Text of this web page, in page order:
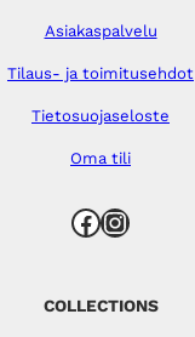
Asiakaspalvelu
Tilaus- ja toimitusehdot
Tietosuojaseloste
Oma tili
Facebook Instagram
COLLECTIONS